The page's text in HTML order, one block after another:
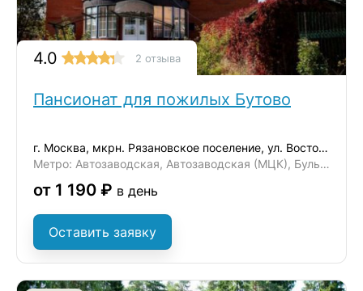
4.0 2 отзыва
Пансионат для пожилых Бутово
г. Москва, мкрн. Рязановское поселение, ул. Восточная, д. 6
Метро: Автозаводская, Автозаводская (МЦК), Бульвар Дмитрия Донского
от 1 190 ₽ в день
Оставить заявку